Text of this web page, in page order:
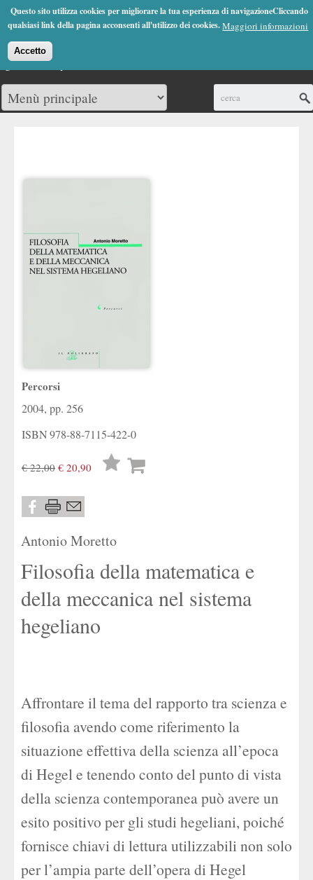
Questo sito utilizza cookies per migliorare la tua esperienza di navigazioneCliccando
qualsiasi link della pagina acconsenti all'utilizzo dei cookies.Maggiori informazioni
Accetto
Jump to Navigation
(0)
Percorsi
2004, pp. 256
ISBN978-88-7115-422-0
€ 22,00 € 20,90
Lista
Antonio Moretto
Filosofia della matematica e
della meccanica nel sistema
hegeliano
Affrontare il tema del rapporto tra scienza e
filosofia avendo come riferimento la
situazione effettiva della scienza all’epoca
di Hegel e tenendo conto del punto di vista
della scienza contemporanea può avere un
esito positivo per gli studi hegeliani, poiché
fornisce chiavi di lettura utilizzabili non solo
per l’ampia parte dell’opera di Hegel